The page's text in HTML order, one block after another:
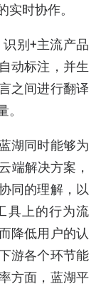
时协作。
别+主流产品
动标注，并生
之间进行翻译
湖同时能够为
端解决方案，
同的理解，以
具上的行为流
降低用户的认
游各个环节能
方面，蓝湖平